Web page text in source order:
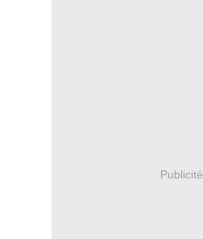
Publicité